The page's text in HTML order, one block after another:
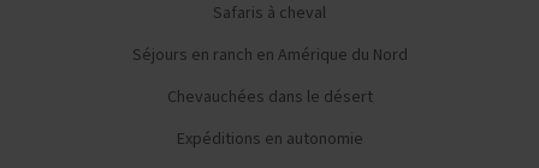
Safaris à cheval
Séjours en ranch en Amérique du Nord
Chevauchées dans le désert
Expéditions en autonomie